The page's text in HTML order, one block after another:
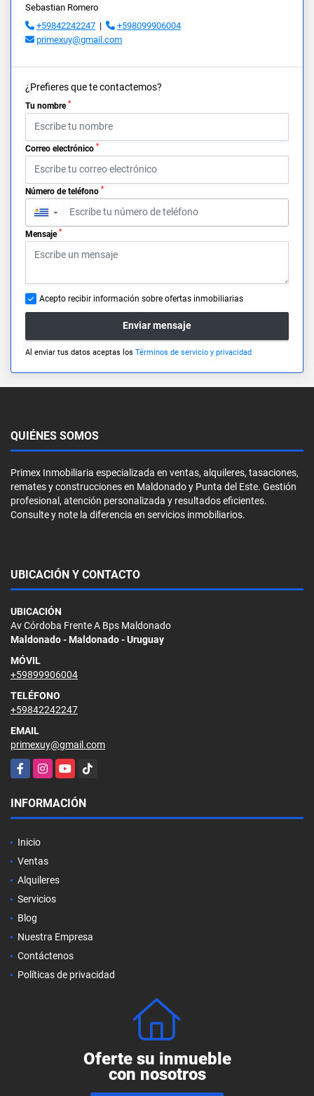
Sebastian Romero
+59842242247 |
+598099906004
primexuy@gmail.com
¿Prefieres que te contactemos?
Tu nombre *
Correo electrónico *
Número de teléfono *
▼
Mensaje *
Acepto recibir información sobre ofertas inmobiliarias
Enviar mensaje
Al enviar tus datos aceptas los Términos de servicio y privacidad
QUIÉNES SOMOS
Primex Inmobiliaria especializada en ventas, alquileres, tasaciones,
remates y construcciones en Maldonado y Punta del Este. Gestión
profesional, atención personalizada y resultados eficientes.
Consulte y note la diferencia en servicios inmobiliarios.
UBICACIÓN Y CONTACTO
UBICACIÓN
Av Córdoba Frente A Bps Maldonado
Maldonado - Maldonado - Uruguay
MÓVIL
+59899906004
TELÉFONO
+59842242247
EMAIL
primexuy@gmail.com
FacebookInstagramYouTubeTikTok
INFORMACIÓN
Inicio
Ventas
Alquileres
Servicios
Blog
Nuestra Empresa
Contáctenos
Políticas de privacidad
Oferte su inmueble
con nosotros